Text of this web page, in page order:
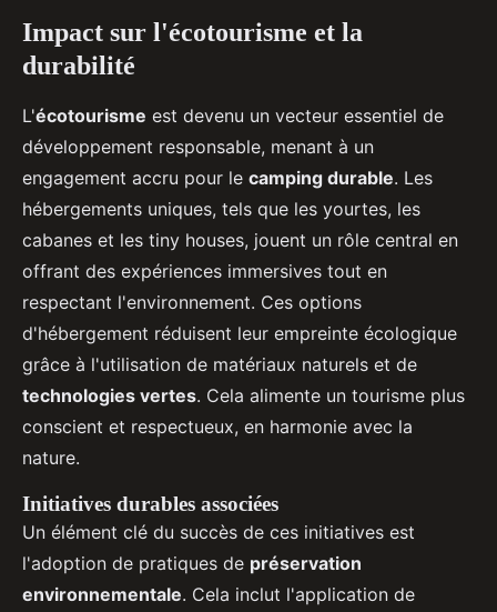
Impact sur l'écotourisme et la
durabilité
L'écotourisme est devenu un vecteur essentiel de
développement responsable, menant à un
engagement accru pour le camping durable. Les
hébergements uniques, tels que les yourtes, les
cabanes et les tiny houses, jouent un rôle central en
offrant des expériences immersives tout en
respectant l'environnement. Ces options
d'hébergement réduisent leur empreinte écologique
grâce à l'utilisation de matériaux naturels et de
technologies vertes. Cela alimente un tourisme plus
conscient et respectueux, en harmonie avec la
nature.
Initiatives durables associées
Un élément clé du succès de ces initiatives est
l'adoption de pratiques de préservation
environnementale. Cela inclut l'application de